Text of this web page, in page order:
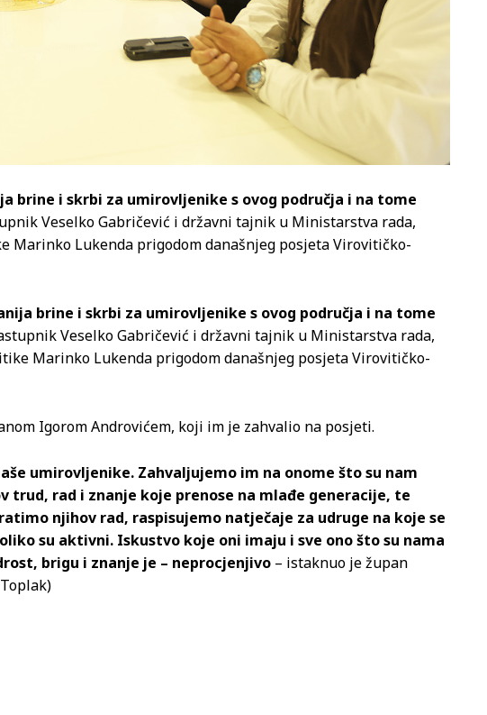
brine i skrbi za umirovljenike s ovog područja i na tome
Veselko Gabričević i državni tajnik u Ministarstva rada,
Lukenda prigodom današnjeg posjeta Virovitičko-
brine i skrbi za umirovljenike s ovog područja i na tome
Veselko Gabričević i državni tajnik u Ministarstva rada,
Marinko Lukenda prigodom današnjeg posjeta Virovitičko-
Igorom Androvićem, koji im je zahvalio na posjeti.
umirovljenike. Zahvaljujemo im na onome što su nam
trud, rad i znanje koje prenose na mlađe generacije, te
njihov rad, raspisujemo natječaje za udruge na koje se
su aktivni. Iskustvo koje oni imaju i sve ono što su nama
brigu i znanje je – neprocjenjivo – istaknuo je župan